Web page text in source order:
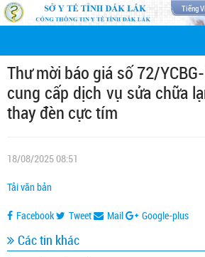
Tiếng
Thư mời báo giá số 72/
cung cấp dịch vụ sửa chữa
thay đèn cực tím
18/08/2025 08:51
Tải văn bản
Facebook Tweet Mail Google-plus
Các tin khác